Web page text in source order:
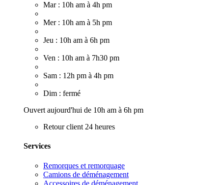
Mar : 10h am à 4h pm
Mer : 10h am à 5h pm
Jeu : 10h am à 6h pm
Ven : 10h am à 7h30 pm
Sam : 12h pm à 4h pm
Dim : fermé
Ouvert aujourd'hui de 10h am à 6h pm
Retour client 24 heures
Services
Remorques et remorquage
Camions de déménagement
Accessoires de déménagement